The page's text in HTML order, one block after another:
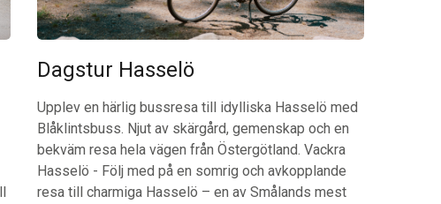
Dagstur Hasselö
Upplev en härlig bussresa till idylliska Hasselö med
Blåklintsbuss. Njut av skärgård, gemenskap och en
bekväm resa hela vägen från Östergötland. Vackra
Hasselö - Följ med på en somrig och avkopplande
resa till charmiga Hasselö – en av Smålands mest